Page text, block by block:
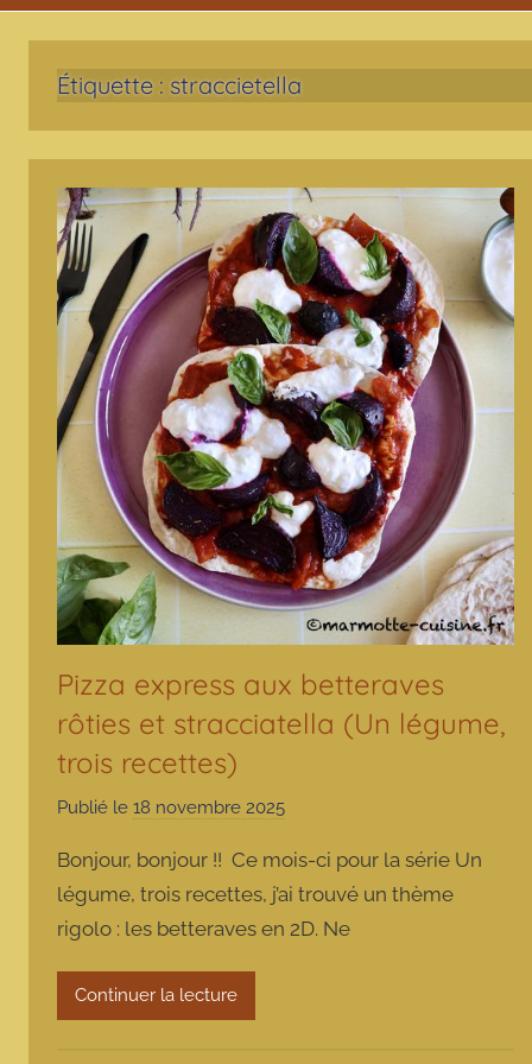
Étiquette : straccietella
Pizza express aux betteraves
rôties et stracciatella (Un légume,
trois recettes)
Publié le 18 novembre 2025
r
m
a
Bonjour, bonjour !! Ce mois-ci pour la série Un
légume, trois recettes, j’ai trouvé un thème
rigolo : les betteraves en 2D. Ne
Continuer la lecture